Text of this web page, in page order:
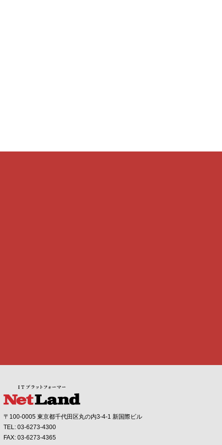
〒100-0005 東京都千代田区丸の内3-4-1 新国際ビル
TEL: 03-6273-4300
FAX: 03-6273-4365